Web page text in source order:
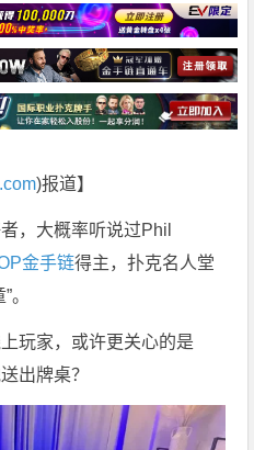
)报道】
，大概率听说过Phil
金手链得主，扑克名人堂
。
玩家，或许更关心的是
出牌桌？